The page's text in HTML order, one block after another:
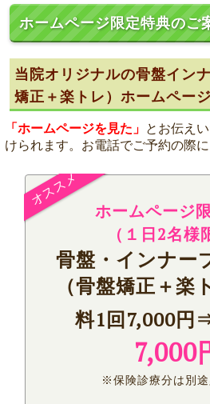
ホームページ限定特典のご
当院オリジナルの骨盤イン
矯正＋楽トレ）ホームページ
「ホームページを見た」 とお伝え
けられます。お電話でご予約の際に
ホームページ
（ １日2名様
骨盤・インナー
（骨盤矯正＋楽
料1回7,000円
7,000
※保険診療分は別